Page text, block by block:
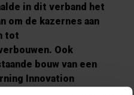
in dit verband het
om de kazernes aan
tot
Ook
bouw van een
Innovation